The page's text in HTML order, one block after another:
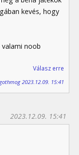
kevés, hogy
noob
Válasz erre
2023.12.09. 15:41
2023.12.09. 15:41